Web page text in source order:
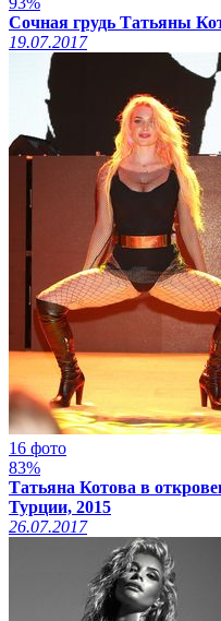
Сочная грудь Татьяны
19.07.2017
16 фото
83%
Татьяна Котова в
Турции, 2015
26.07.2017